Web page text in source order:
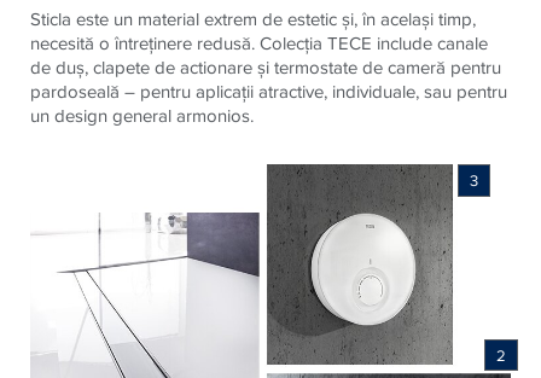
Sticla este un material extrem de estetic şi, în acelaşi timp,
necesită o întreţinere redusă. Colecţia TECE include canale
de duş, clapete de actionare şi termostate de cameră pentru
pardoseală – pentru aplicaţii atractive, individuale, sau pentru
un design general armonios.
2
3